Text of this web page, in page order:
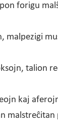
forigu
malpezigi
talion
kaj